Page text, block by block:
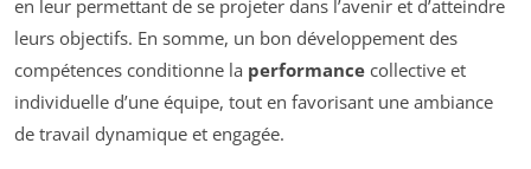
en leur permettant de se projeter dans l’avenir et d’atteindre
leurs objectifs. En somme, un bon développement des
compétences conditionne la performance collective et
individuelle d’une équipe, tout en favorisant une ambiance
de travail dynamique et engagée.